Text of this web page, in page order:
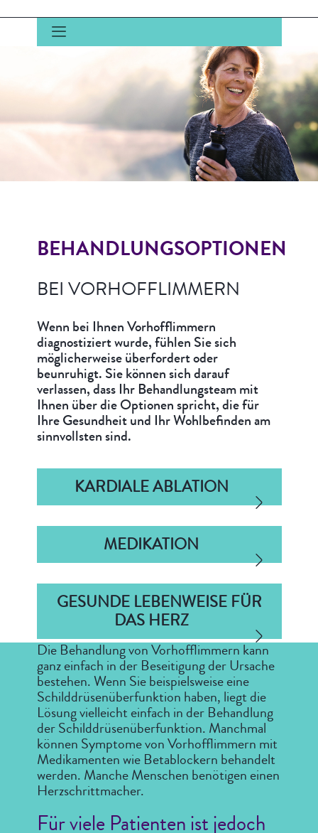
BEHANDLUNGSOPTIONEN
BEI VORHOFFLIMMERN
Wenn bei Ihnen Vorhofflimmern
diagnostiziert wurde, fühlen Sie sich
möglicherweise überfordert oder
beunruhigt. Sie können sich darauf
verlassen, dass Ihr Behandlungsteam mit
Ihnen über die Optionen spricht, die für
Ihre Gesundheit und Ihr Wohlbefinden am
sinnvollsten sind.
KARDIALE ABLATION
MEDIKATION
GESUNDE LEBENWEISE FÜR
DAS HERZ
Die Behandlung von Vorhofflimmern kann
ganz einfach in der Beseitigung der Ursache
bestehen. Wenn Sie beispielsweise eine
Schilddrüsenüberfunktion haben, liegt die
Lösung vielleicht einfach in der Behandlung
der Schilddrüsenüberfunktion. Manchmal
können Symptome von Vorhofflimmern mit
Medikamenten wie Betablockern behandelt
werden. Manche Menschen benötigen einen
Herzschrittmacher.
Für viele Patienten ist jedoch